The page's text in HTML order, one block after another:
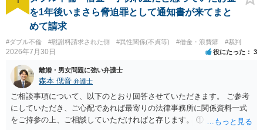
を1年後いまさら脅迫罪として通知書が来てまと
めて請求
#ダブル不倫 #慰謝料請求された側 #異性関係(不貞等) #借金・浪費癖 #裁判
2026年7月30日 役にたった 3
離婚・男女問題に強い弁護士
森本 偲音 弁護士
ご相談事項について、以下のとおり回答させていただきます。 ご参考
にしていただき、ご心配であれば最寄りの法律事務所に関係資料一式
をご持参の上、ご相談していただければと存じます。 ① このLINEの